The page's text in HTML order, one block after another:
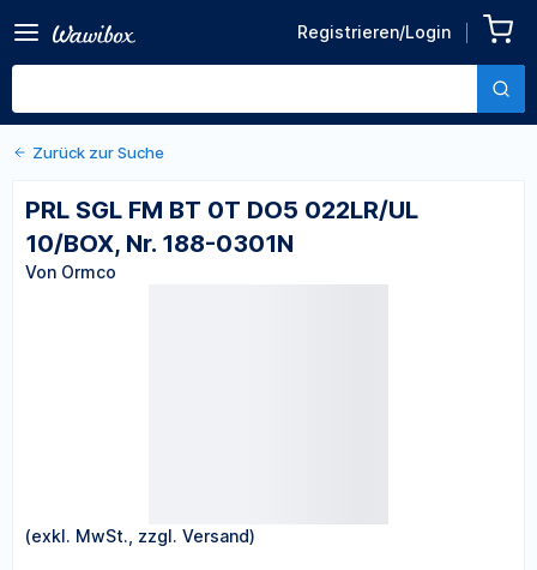
Registrieren/Login
022LR/UL 10/BOX, Nr. 188-
0301N
Von Ormco
Zurück zu den Produktdetails
Zurück zur Suche
PRL SGL FM BT 0T DO5 022LR/UL
10/BOX, Nr. 188-0301N
Von Ormco
(exkl. MwSt., zzgl. Versand)